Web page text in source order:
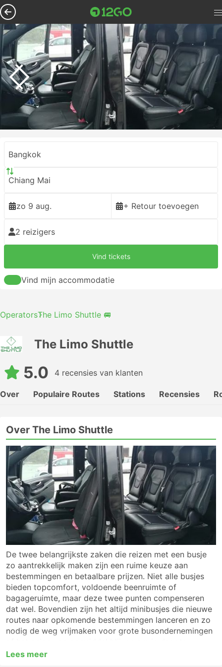
Bangkok
Chiang Mai
zo 9 aug. + Retour toevoegen
2 reizigers
Vind tickets
Vind mijn accommodatie
OperatorsThe Limo Shuttle 🚐
The Limo Shuttle
5.0 4 recensies van klanten
Over Populaire Routes Stations Recensies
Over The Limo Shuttle
De twee belangrijkste zaken die reizen met een busje
zo aantrekkelijk maken zijn een ruime keuze aan
bestemmingen en betaalbare prijzen. Niet alle busjes
bieden topcomfort, voldoende beenruimte of
bagageruimte, maar deze twee punten compenseren
dat wel. Bovendien zijn het altijd minibusjes die nieuwe
routes naar opkomende bestemmingen lanceren en zo
nodig de weg vrijmaken voor grote busondernemingen
brengen. Busjes bieden vaak een snellere service dan
Lees meer